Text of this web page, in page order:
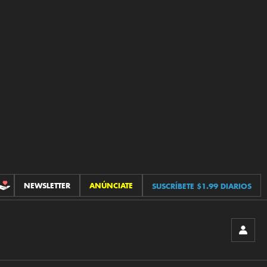
CONTRIBUCIONES
NEWSLETTER ANÚNCIATE SUSCRÍBETE $1.99 DIARIOS